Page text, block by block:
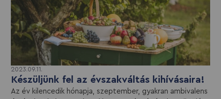
2023.09.11.
Készüljünk fel az évszakváltás kihívásaira!
Az év kilencedik hónapja, szeptember, gyakran ambivalens